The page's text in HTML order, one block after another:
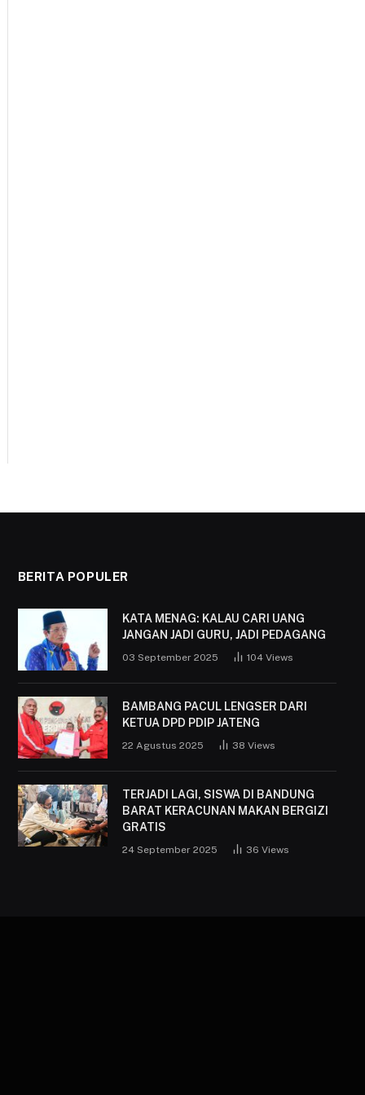
BERITA POPULER
KATA MENAG: KALAU CARI UANG
JANGAN JADI GURU, JADI PEDAGANG
03 September 2025 104 Views
BAMBANG PACUL LENGSER DARI
KETUA DPD PDIP JATENG
22 Agustus 2025 38 Views
TERJADI LAGI, SISWA DI BANDUNG
BARAT KERACUNAN MAKAN BERGIZI
GRATIS
24 September 2025 36 Views